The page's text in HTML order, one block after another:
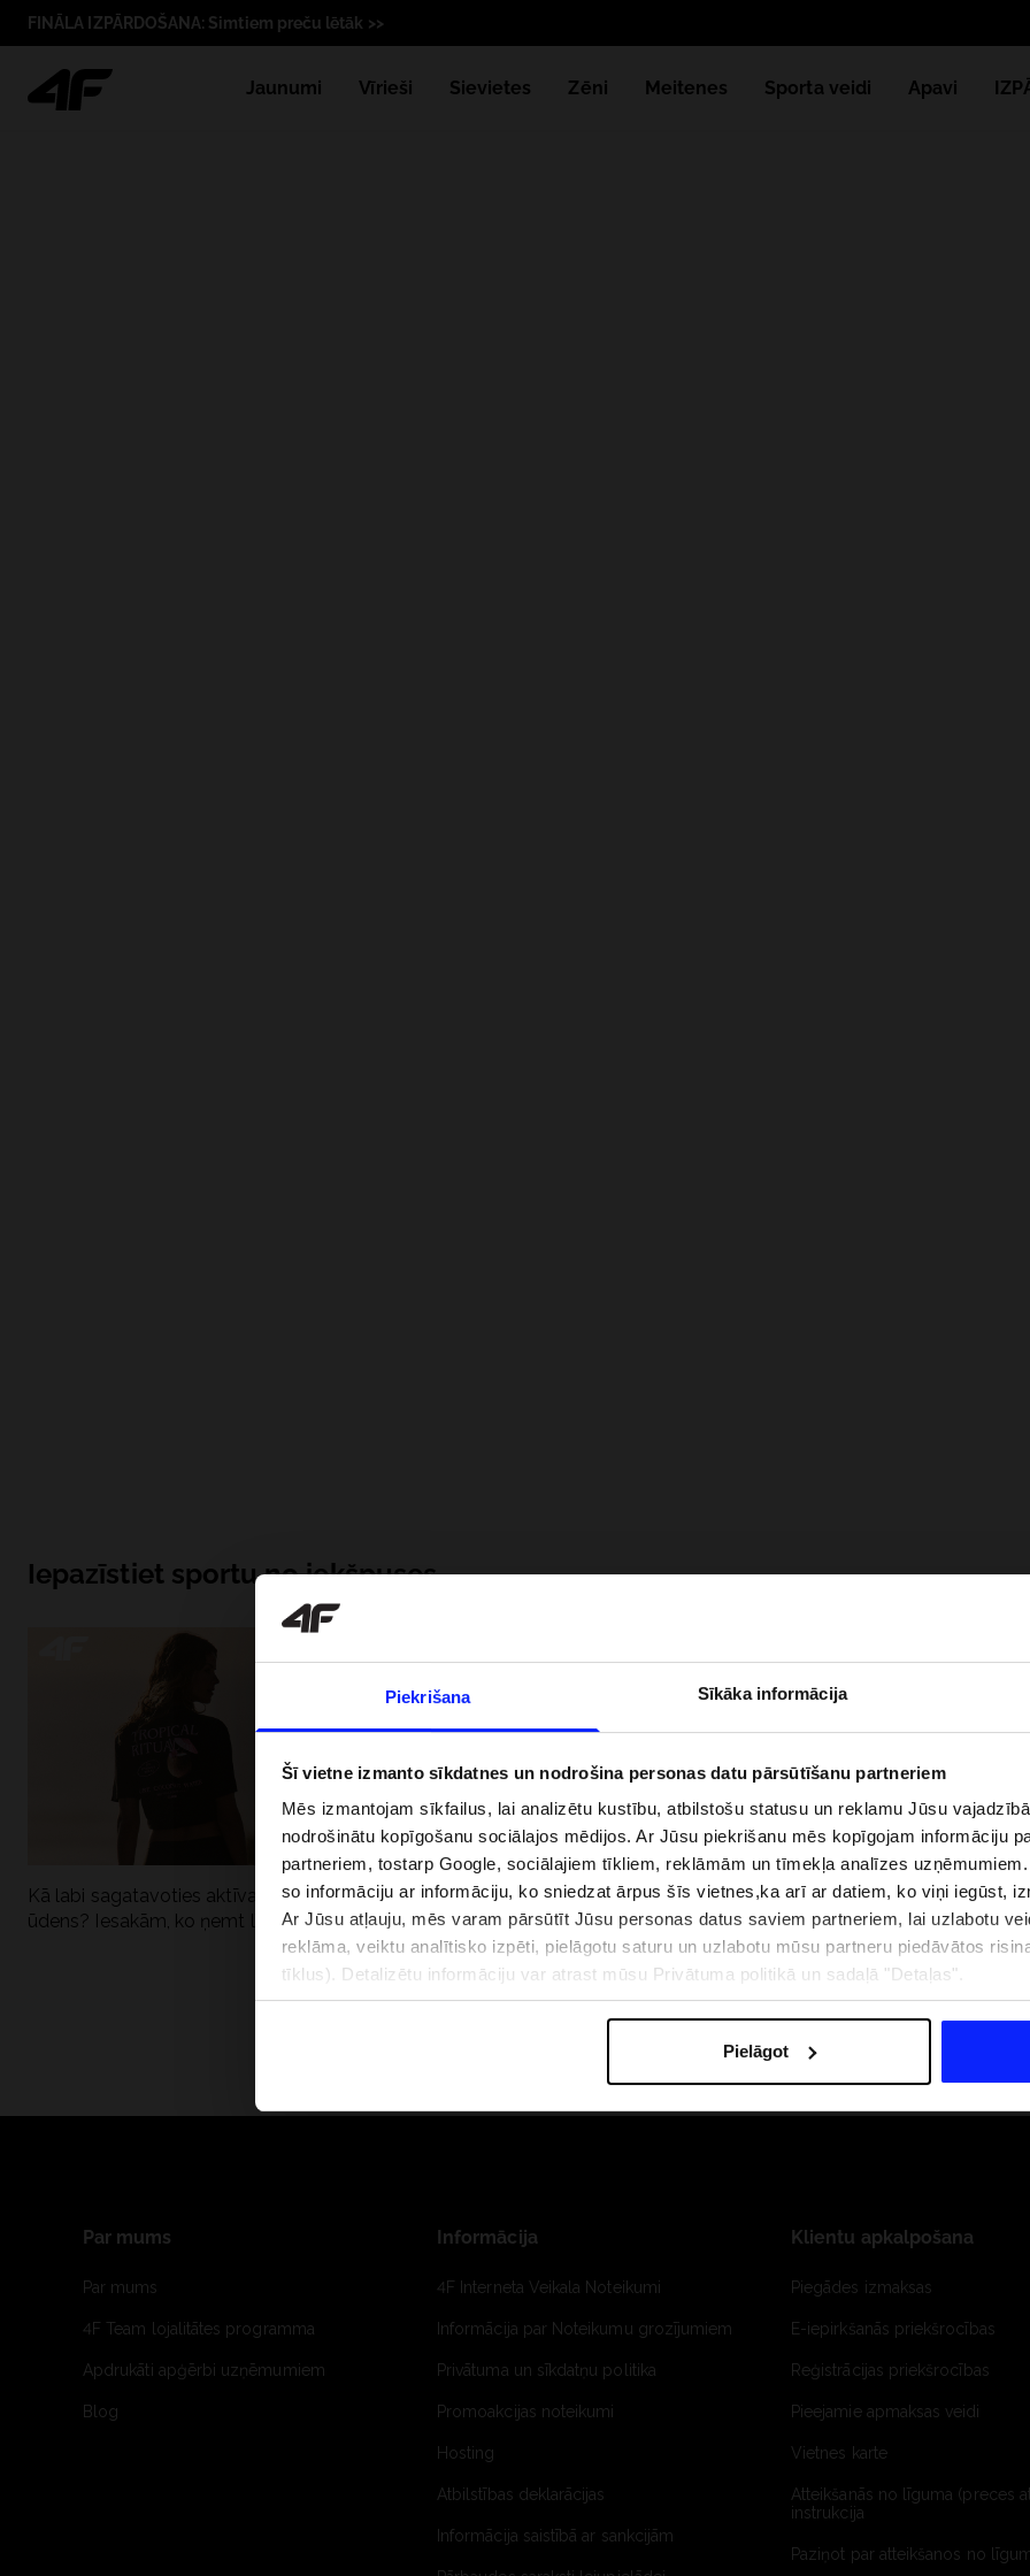
Piekrišana Sīkāka informācija
Šī vietne izmanto sīkdatnes un nodrošina personas datu pārsūtīšanu partneriem
Mēs izmantojam sīkfailus, lai analizētu kustību, atbilstošu statusu un reklamu Jūsu
nodrošinātu kopīgošanu sociālajos mēdijos. Ar Jūsu piekrišanu mēs kopīgojam informāciju
partneriem, tostarp Google, sociālajiem tīkliem, reklāmām un tīmekļa analīzes
so informāciju ar informāciju, ko sniedzat ārpus šīs vietnes,ka arī ar datiem, ko viņi iegūst,
Ar Jūsu atļauju, mēs varam pārsūtīt Jūsu personas datus saviem partneriem, lai uzlabotu
reklāma, veiktu analītisko izpēti, pielāgotu saturu un uzlabotu mūsu partneru piedāvātos
tīklus). Detalizētu informāciju var atrast mūsu Privātuma politikā un sadaļā "Detaļas".
Pielāgot
FINĀLA IZPĀRDOŠANA: Simtiem preču lētāk >>
Jaunumi Vīrieši Sievietes Zēni Meitenes Sporta veidi Apavi
Iepazīstiet sportu no iekšpuses
Kā labi sagatavoties aktīvai dienai pie
ūdens? Iesakām, ko ņemt līdzi
Kāpēc UV aizsardzībai pie ūdens jābūt
dubultai: UPF apģērbs + SPF
Jaunā 4F tenisa un padela kolekcija.
Sportiska funkcionalitāte satiekas ar
mūsdienīgu stilu
VEIKALU ADRESES B2B 4F TEAM LOJALITĀTES
Par mums
Par mums
4F Team lojalitātes programma
Apdrukāti apģērbi uzņēmumiem
Blog
Informācija
4F Interneta Veikala Noteikumi
Informācija par Noteikumu grozījumiem
Privātuma un sīkdatņu politika
Promoakcijas noteikumi
Hosting
Atbilstības deklarācijas
Informācija saistībā ar sankcijām
Klientu apkalpošana
Piegādes izmaksas
E-iepirkšanās priekšrocības
Reģistrācijas priekšrocības
Pieejamie apmaksas veidi
Vietnes karte
Atteikšanās no līguma (preces
instrukcija
Paziņot par atteikšanos no